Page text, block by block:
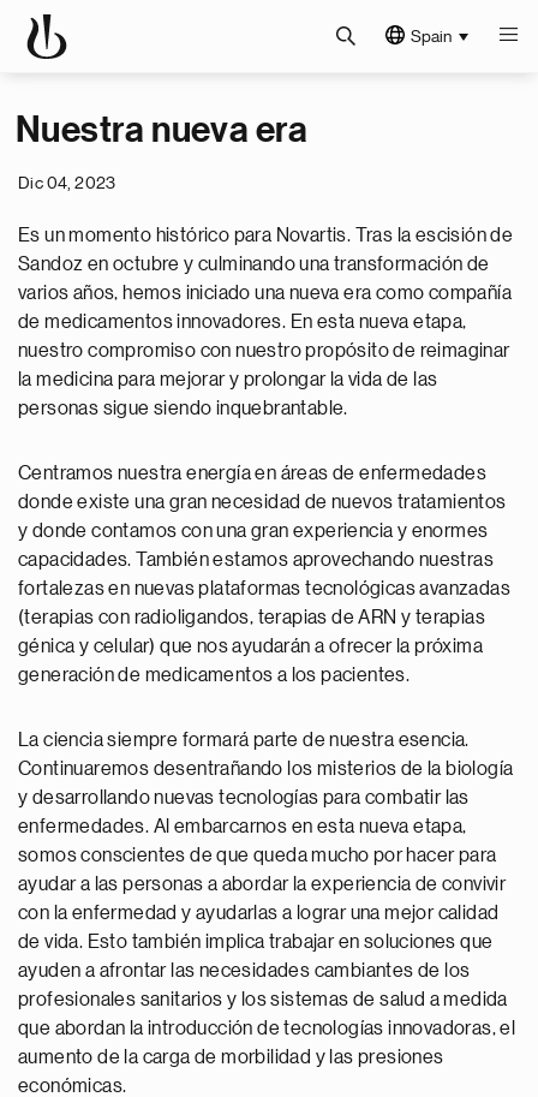
Spain
Nuestra nueva era
Dic 04, 2023
Es un momento histórico para Novartis. Tras la escisión de
Sandoz en octubre y culminando una transformación de
varios años, hemos iniciado una nueva era como compañía
de medicamentos innovadores. En esta nueva etapa,
nuestro compromiso con nuestro propósito de reimaginar
la medicina para mejorar y prolongar la vida de las
personas sigue siendo inquebrantable.
Centramos nuestra energía en áreas de enfermedades
donde existe una gran necesidad de nuevos tratamientos
y donde contamos con una gran experiencia y enormes
capacidades. También estamos aprovechando nuestras
fortalezas en nuevas plataformas tecnológicas avanzadas
(terapias con radioligandos, terapias de ARN y terapias
génica y celular) que nos ayudarán a ofrecer la próxima
generación de medicamentos a los pacientes.
La ciencia siempre formará parte de nuestra esencia.
Continuaremos desentrañando los misterios de la biología
y desarrollando nuevas tecnologías para combatir las
enfermedades. Al embarcarnos en esta nueva etapa,
somos conscientes de que queda mucho por hacer para
ayudar a las personas a abordar la experiencia de convivir
con la enfermedad y ayudarlas a lograr una mejor calidad
de vida. Esto también implica trabajar en soluciones que
ayuden a afrontar las necesidades cambiantes de los
profesionales sanitarios y los sistemas de salud a medida
que abordan la introducción de tecnologías innovadoras, el
aumento de la carga de morbilidad y las presiones
económicas.